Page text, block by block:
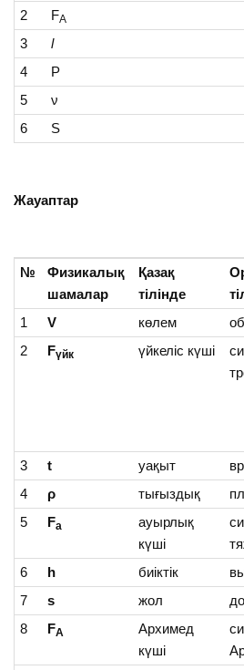
2
FА
3
l
4
P
5
ν
6
S
Жауаптар
№
Физикалық
шамалар
Қазақ
тілінде
1
V көлем
2
Fүйк үйкеліс күші
3 t уақыт
4
ρ тығыздық
5
Fa
ауырлық
күші
6
h биіктік
7
s жол
8
FА
Архимед
күші